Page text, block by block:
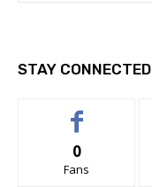
STAY CONNECTED
0
Fans